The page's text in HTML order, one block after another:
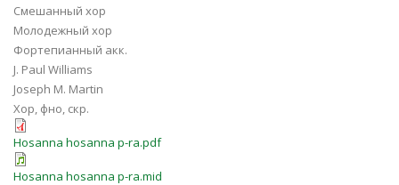
Смешанный хор
Молодежный хор
Фортепианный акк.
J. Paul Williams
Joseph M. Martin
Хор, фно, скр.
Hosanna hosanna p-ra.pdf
Hosanna hosanna p-ra.mid